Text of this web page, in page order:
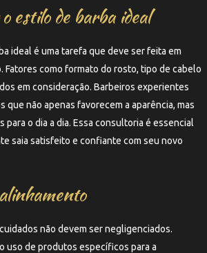
estilo de barba ideal
ideal é uma tarefa que deve ser feita em
Fatores como formato do rosto, tipo de cabelo
em consideração. Barbeiros experientes
que não apenas favorecem a aparência, mas
para o dia a dia. Essa consultoria é essencial
saia satisfeito e confiante com seu novo
não devem ser negligenciados.
uso de produtos específicos para a